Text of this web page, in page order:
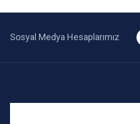
Sosyal Medya Hesaplarımız